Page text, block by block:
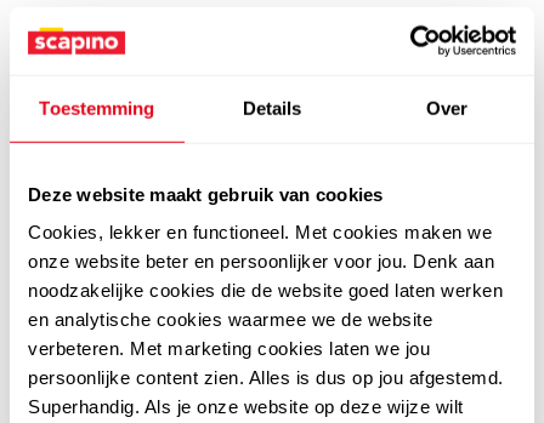
Toestemming Details Over
Deze website maakt gebruik van cookies
Cookies, lekker en functioneel. Met cookies maken we
onze website beter en persoonlijker voor jou. Denk aan
noodzakelijke cookies die de website goed laten werken
en analytische cookies waarmee we de website
verbeteren. Met marketing cookies laten we jou
persoonlijke content zien. Alles is dus op jou afgestemd.
Superhandig. Als je onze website op deze wijze wilt